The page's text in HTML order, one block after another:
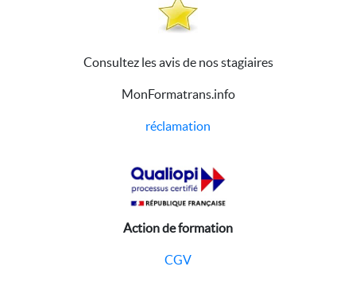
Consultez les avis de nos stagiaires
MonFormatrans.info
réclamation
Action de formation
CGV